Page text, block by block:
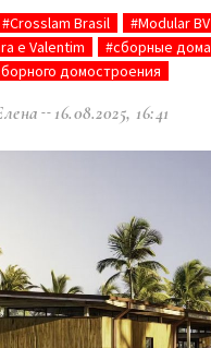
#Crosslam Brasil
#Modular BV
e Valentim
#сборные дома
домостроения
16.08.2025, 16:41